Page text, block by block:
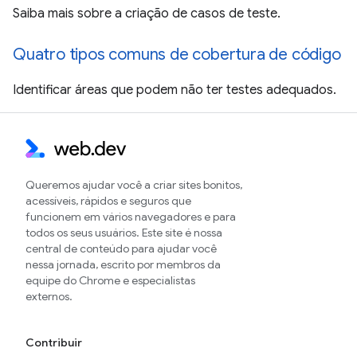
Saiba mais sobre a criação de casos de teste.
Quatro tipos comuns de cobertura de código
Identificar áreas que podem não ter testes adequados.
Queremos ajudar você a criar sites bonitos,
acessíveis, rápidos e seguros que
funcionem em vários navegadores e para
todos os seus usuários. Este site é nossa
central de conteúdo para ajudar você
nessa jornada, escrito por membros da
equipe do Chrome e especialistas
externos.
Contribuir